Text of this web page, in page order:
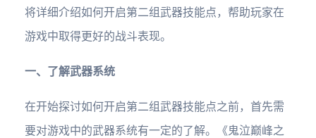
将详细介绍如何开启第二组武器技能点，帮助玩家在
游戏中取得更好的战斗表现。
一、了解武器系统
在开始探讨如何开启第二组武器技能点之前，首先需
要对游戏中的武器系统有一定的了解。《鬼泣巅峰之